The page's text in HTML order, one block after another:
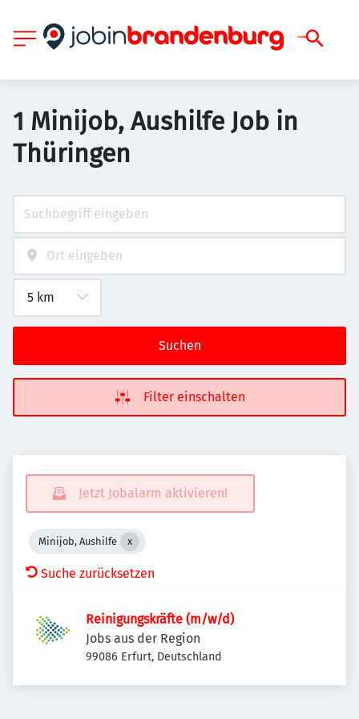
1 Minijob, Aushilfe Job in
Thüringen
Suchen
Filter einschalten
Jetzt Jobalarm aktivieren!
Minijob, Aushilfe
Suche zurücksetzen
Reinigungskräfte (m/w/d)
Jobs aus der Region
99086 Erfurt, Deutschland